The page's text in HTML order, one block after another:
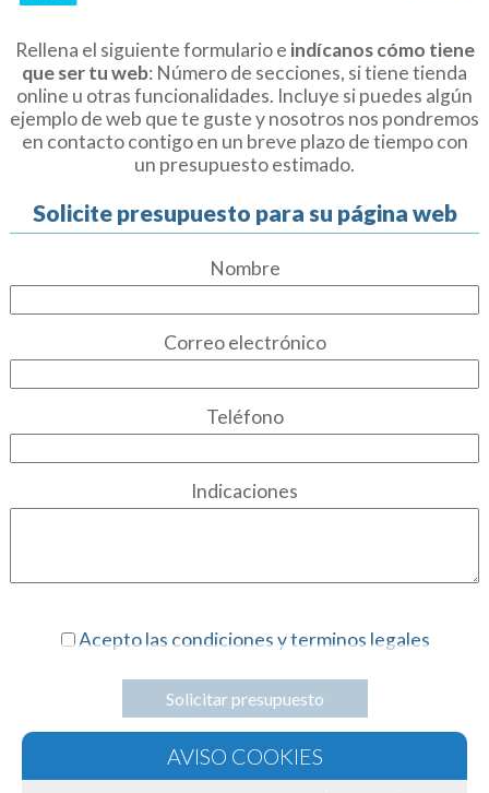
Rellena el siguiente formulario e indícanos cómo tiene
que ser tu web: Número de secciones, si tiene tienda
online u otras funcionalidades. Incluye si puedes algún
ejemplo de web que te guste y nosotros nos pondremos
en contacto contigo en un breve plazo de tiempo con
un presupuesto estimado.
Solicite presupuesto para su página web
Nombre
Correo electrónico
Teléfono
Indicaciones
Acepto las condiciones y terminos legales
Solicitar presupuesto